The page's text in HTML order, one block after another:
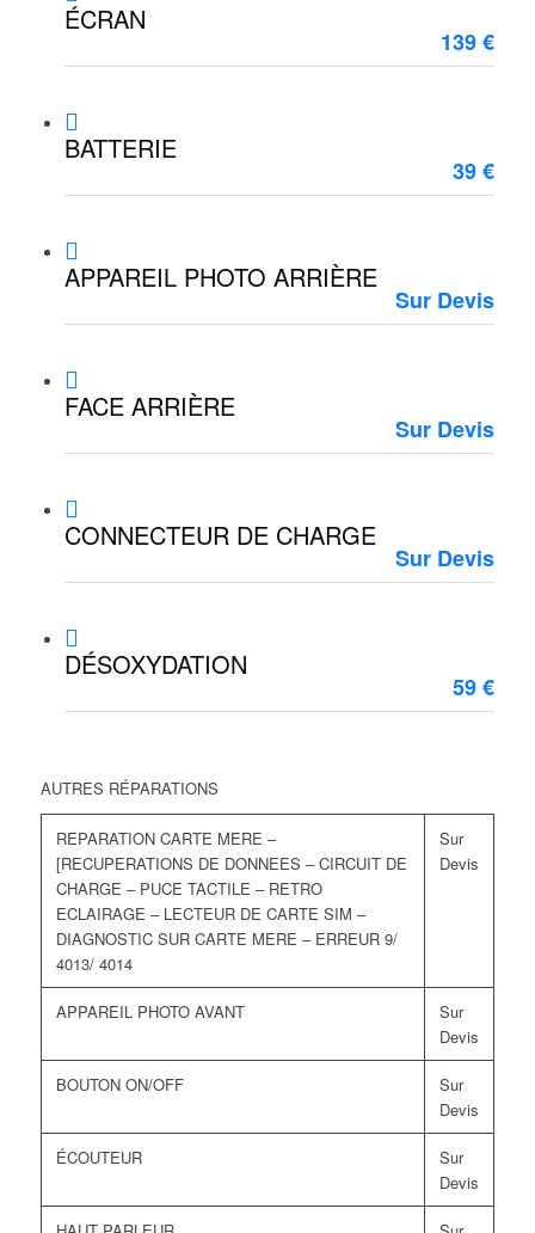
ÉCRAN
139 €
BATTERIE
39 €
APPAREIL PHOTO ARRIÈRE
Sur Devis
FACE ARRIÈRE
Sur Devis
CONNECTEUR DE CHARGE
Sur Devis
DÉSOXYDATION
59 €
AUTRES RÉPARATIONS
REPARATION CARTE MERE –
[RECUPERATIONS DE DONNEES – CIRCUIT DE
CHARGE – PUCE TACTILE – RETRO
ECLAIRAGE – LECTEUR DE CARTE SIM –
DIAGNOSTIC SUR CARTE MERE – ERREUR 9/
4013/ 4014
Sur
Devis
APPAREIL PHOTO AVANT
Sur
Devis
BOUTON ON/OFF
Sur
Devis
ÉCOUTEUR
Sur
Devis